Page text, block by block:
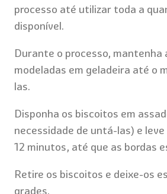
processo até utilizar toda a
disponível.
Durante o processo, mantenha
modeladas em geladeira até o
las.
Disponha os biscoitos em
necessidade de untá-las) e
12 minutos, até que as bordas
Retire os biscoitos e deixe-os
grades.